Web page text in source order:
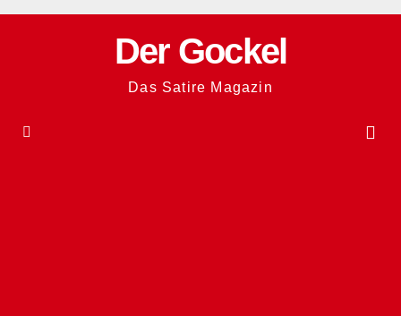
Zum
Der Gockel
Das Satire Magazin